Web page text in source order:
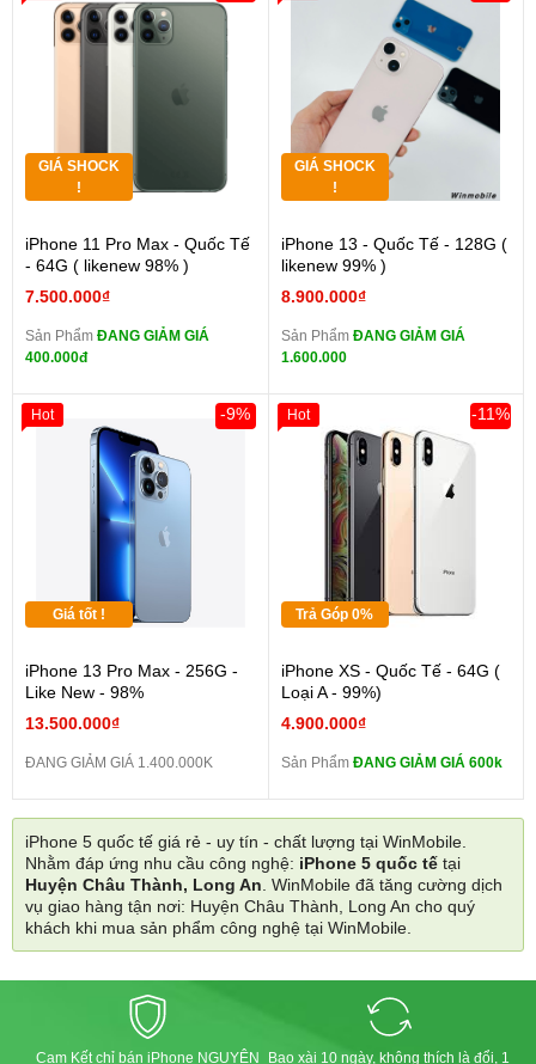
GIÁ SHOCK
!
iPhone 11 Pro Max - Quốc Tế
- 64G ( likenew 98% )
7.500.000₫
Sản Phẩm ĐANG GIẢM GIÁ
400.000đ
GIÁ SHOCK
!
iPhone 13 - Quốc Tế - 128G (
likenew 99% )
8.900.000₫
Sản Phẩm ĐANG GIẢM GIÁ
1.600.000
Giá tốt !
iPhone 13 Pro Max - 256G -
Like New - 98%
13.500.000₫
-9%
ĐANG GIẢM GIÁ 1.400.000K
Hot
Trả Góp 0%
iPhone XS - Quốc Tế - 64G (
Loại A - 99%)
4.900.000₫
-11%
Sản Phẩm ĐANG GIẢM GIÁ 600k
Hot
iPhone 5 quốc tế giá rẻ - uy tín - chất lượng tại WinMobile.
Nhằm đáp ứng nhu cầu công nghệ: iPhone 5 quốc tế tại
Huyện Châu Thành, Long An. WinMobile đã tăng cường dịch
vụ giao hàng tận nơi: Huyện Châu Thành, Long An cho quý
khách khi mua sản phẩm công nghệ tại WinMobile.
Cam Kết chỉ bán iPhone NGUYÊN
Bao xài 10 ngày, không thích là đổi, 1